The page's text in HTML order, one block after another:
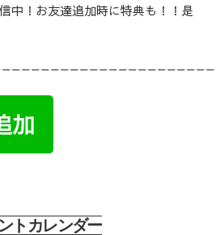
中！お友達追加時に特典も！！是
トカレンダー